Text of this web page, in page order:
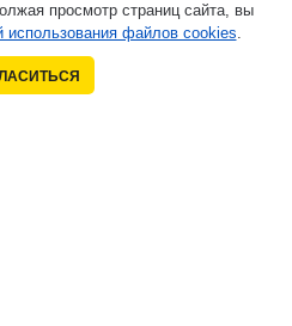
просмотр страниц сайта, вы
использования файлов cookies.